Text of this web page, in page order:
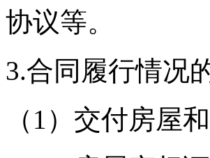
协议等。
3.合同履行情况
（1）交付房屋